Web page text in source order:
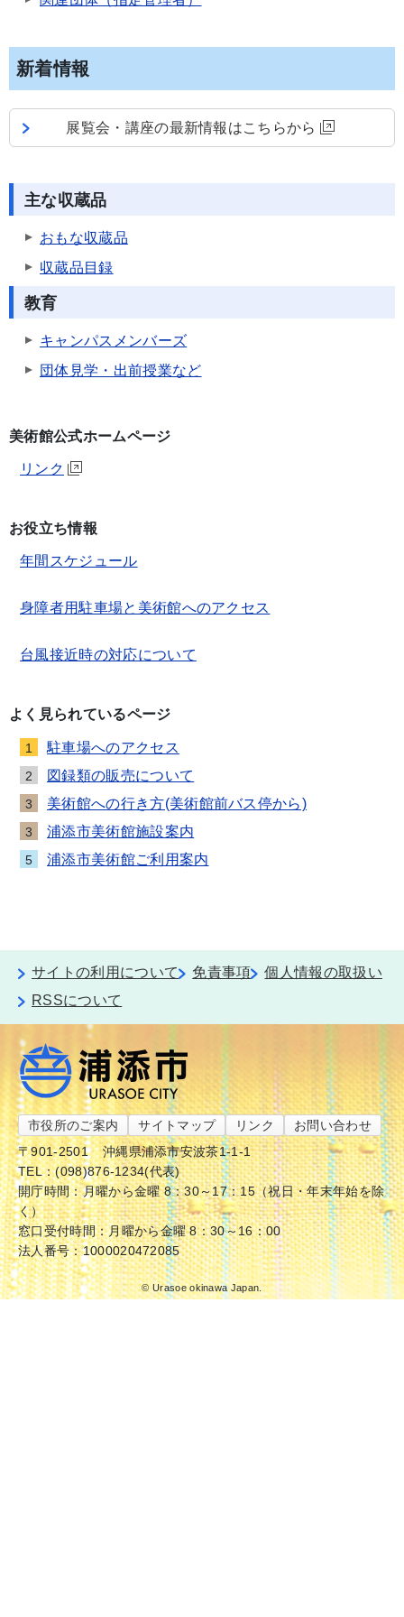
新着情報
展覧会・講座の最新情報はこちらから
主な収蔵品
おもな収蔵品
収蔵品目録
教育
キャンパスメンバーズ
団体見学・出前授業など
美術館公式ホームページ
リンク
お役立ち情報
年間スケジュール
身障者用駐車場と美術館へのアクセス
台風接近時の対応について
よく見られているページ
1 駐車場へのアクセス
2 図録類の販売について
3 美術館への行き方(美術館前バス停から)
3 浦添市美術館施設案内
5 浦添市美術館ご利用案内
サイトの利用について 免責事項
個人情報の取扱い
RSSについて
市役所のご案内 サイトマップ リンク
お問い合わせ
〒901-2501
沖縄県浦添市安波茶1-1-1
TEL：(098)876-1234(代表)
開庁時間：月曜から金曜 8：30～17：15（祝日・年末年始を除
く）
窓口受付時間：月曜から金曜 8：30～16：00
法人番号：1000020472085
© Urasoe okinawa Japan.